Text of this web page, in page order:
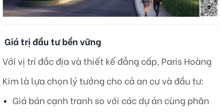
Giá trị đầu tư bền vững
Với vị trí đắc địa và thiết kế đẳng cấp, Paris Hoàng
Kim là lựa chọn lý tưởng cho cả an cư và đầu tư:​
Giá bán cạnh tranh so với các dự án cùng phân